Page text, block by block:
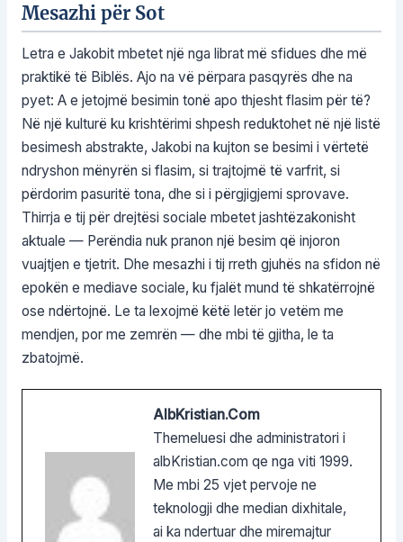
Mesazhi për Sot
Letra e Jakobit mbetet një nga librat më sfidues dhe më
praktikë të Biblës. Ajo na vë përpara pasqyrës dhe na
pyet: A e jetojmë besimin tonë apo thjesht flasim për të?
Në një kulturë ku krishtërimi shpesh reduktohet në një listë
besimesh abstrakte, Jakobi na kujton se besimi i vërtetë
ndryshon mënyrën si flasim, si trajtojmë të varfrit, si
përdorim pasuritë tona, dhe si i përgjigjemi sprovave.
Thirrja e tij për drejtësi sociale mbetet jashtëzakonisht
aktuale — Perëndia nuk pranon një besim që injoron
vuajtjen e tjetrit. Dhe mesazhi i tij rreth gjuhës na sfidon në
epokën e mediave sociale, ku fjalët mund të shkatërrojnë
ose ndërtojnë. Le ta lexojmë këtë letër jo vetëm me
mendjen, por me zemrën — dhe mbi të gjitha, le ta
zbatojmë.
AlbKristian.com
Themeluesi dhe administratori i
albKristian.com qe nga viti 1999.
Me mbi 25 vjet pervoje ne
teknologji dhe median dixhitale,
ai ka ndertuar dhe miremajtur